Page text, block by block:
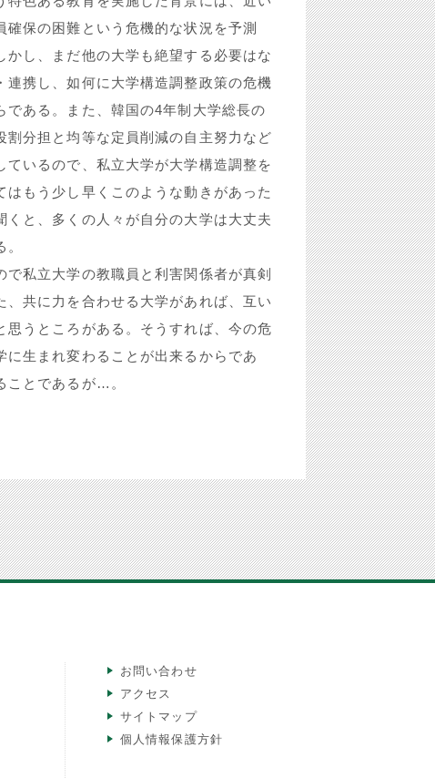
保の困難という危機的な状況を予測
し、まだ他の大学も絶望する必要はな
携し、如何に大学構造調整政策の危機
ある。また、韓国の4年制大学総長の
分担と均等な定員削減の自主努力など
いるので、私立大学が大学構造調整を
もう少し早くこのような動きがあった
と、多くの人々が自分の大学は大丈夫
私立大学の教職員と利害関係者が真剣
共に力を合わせる大学があれば、互い
うところがある。そうすれば、今の危
生まれ変わることが出来るからであ
ことであるが…。
お問い合わせ
アクセス
サイトマップ
個人情報保護方針